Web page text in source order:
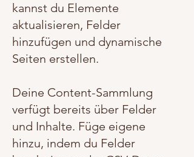
kannst du Elemente
aktualisieren, Felder
hinzufügen und dynamische
Seiten erstellen.
Deine Content-Sammlung
verfügt bereits über Felder
und Inhalte. Füge eigene
hinzu, indem du Felder